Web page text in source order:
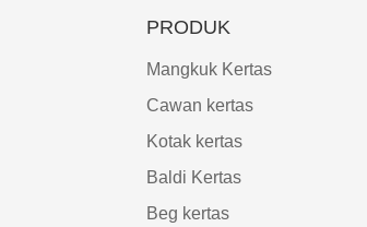
PRODUK
Mangkuk Kertas
Cawan kertas
Kotak kertas
Baldi Kertas
Beg kertas